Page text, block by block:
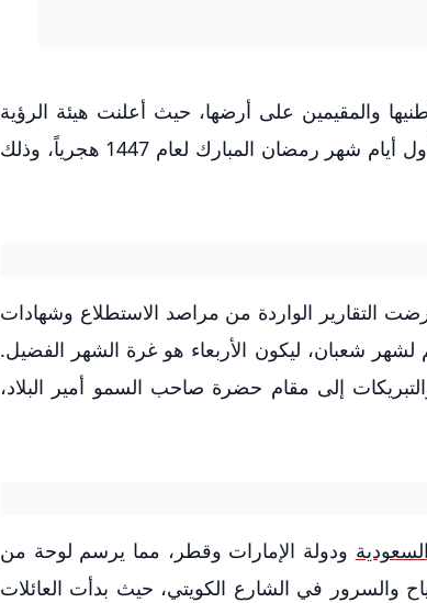
والمقيمين على أرضها، حيث أعلنت هيئة الرؤية
الشرعية رسمياً أن يوم غدٍ الأربعاء، الموافق 18 فبراير 2026، هو أول أيام شهر رمضان المبارك لعام 1447 هجرياً، وذلك
التقارير الواردة من مراصد الاستطلاع وشهادات
لشهر شعبان، ليكون الأربعاء هو غرة الشهر الفضيل.
إلى مقام حضرة صاحب السمو أمير البلاد،
ودولة الإمارات وقطر، مما يرسم لوحة من
والسرور في الشارع الكويتي، حيث بدأت العائلات